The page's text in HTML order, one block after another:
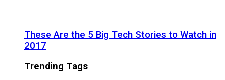
These Are the 5 Big Tech Stories to Watch in
2017
Trending Tags